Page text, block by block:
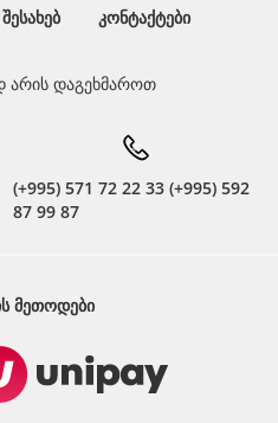
ᲙᲝᲜᲢᲐᲥᲢᲔᲑᲘ
არის დაგეხმაროთ
(+995) 571 72 22 33 (+995) 592
87 99 87
ᲛᲔᲗᲝᲓᲔᲑᲘ